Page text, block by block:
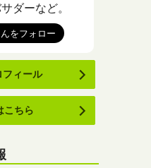
ダーなど。
フィール
ちら